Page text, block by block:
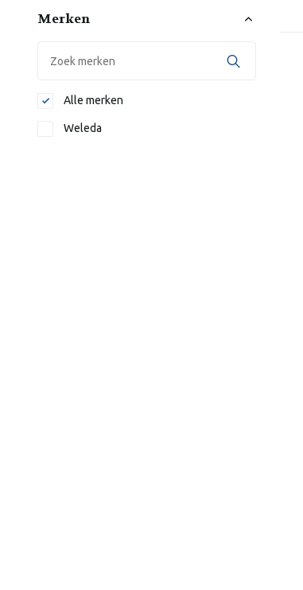
Merken
Alle merken
Weleda